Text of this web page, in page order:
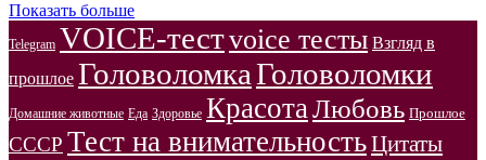
Показать больше
Telegram VOICE-тестvoice тесты Взгляд в
прошлое ГоловоломкаГоловоломки
Домашние животные Еда Здоровье КрасотаЛюбовь Прошлое
СССР Тест на внимательностьЦитаты